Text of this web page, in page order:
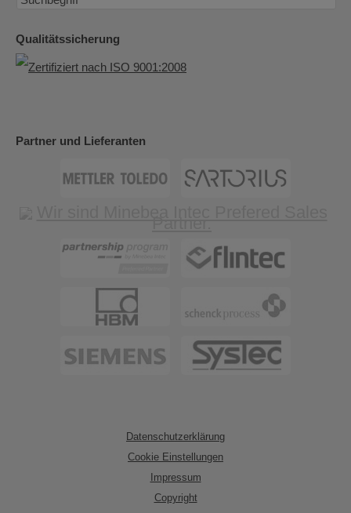
Qualitätssicherung
Partner und Lieferanten
Datenschutzerklärung
Cookie Einstellungen
Impressum
Copyright